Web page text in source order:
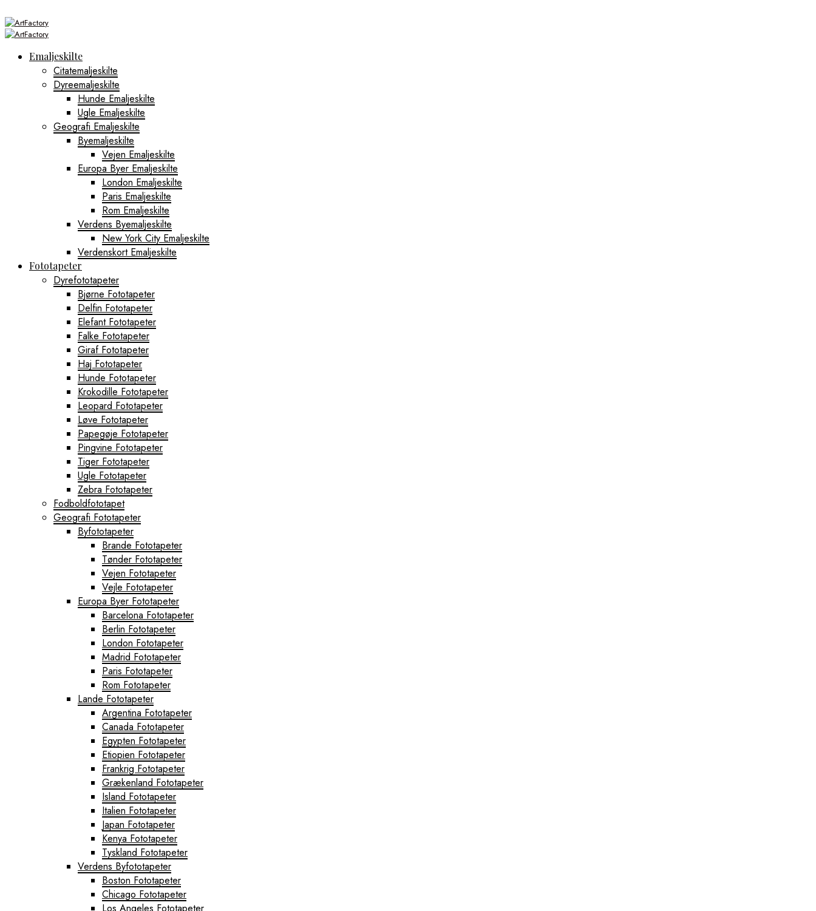
Emaljeskilte
Citatemaljeskilte
Dyreemaljeskilte
Hunde Emaljeskilte
Ugle Emaljeskilte
Geografi Emaljeskilte
Byemaljeskilte
Vejen Emaljeskilte
Europa Byer Emaljeskilte
London Emaljeskilte
Paris Emaljeskilte
Rom Emaljeskilte
Verdens Byemaljeskilte
New York City Emaljeskilte
Verdenskort Emaljeskilte
Fototapeter
Dyrefototapeter
Bjørne Fototapeter
Delfin Fototapeter
Elefant Fototapeter
Falke Fototapeter
Giraf Fototapeter
Haj Fototapeter
Hunde Fototapeter
Krokodille Fototapeter
Leopard Fototapeter
Løve Fototapeter
Papegøje Fototapeter
Pingvine Fototapeter
Tiger Fototapeter
Ugle Fototapeter
Zebra Fototapeter
Fodboldfototapet
Geografi Fototapeter
Byfototapeter
Brande Fototapeter
Tønder Fototapeter
Vejen Fototapeter
Vejle Fototapeter
Europa Byer Fototapeter
Barcelona Fototapeter
Berlin Fototapeter
London Fototapeter
Madrid Fototapeter
Paris Fototapeter
Rom Fototapeter
Lande Fototapeter
Argentina Fototapeter
Canada Fototapeter
Egypten Fototapeter
Etiopien Fototapeter
Frankrig Fototapeter
Grækenland Fototapeter
Island Fototapeter
Italien Fototapeter
Japan Fototapeter
Kenya Fototapeter
Tyskland Fototapeter
Verdens Byfototapeter
Boston Fototapeter
Chicago Fototapeter